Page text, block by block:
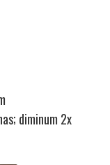
diminum 2x